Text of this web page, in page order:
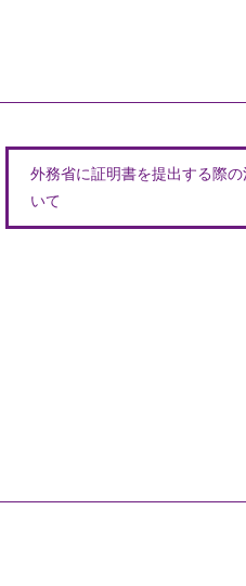
外務省に証明書を提出する際
いて